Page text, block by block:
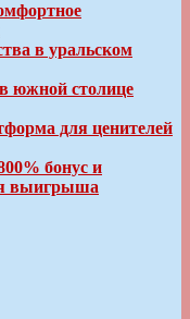
в уральском
южной столице
для ценителей
бонус и
выигрыша